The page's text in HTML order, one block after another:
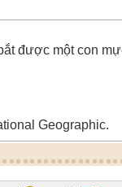
được một con
Geographic.
ta nhìn thấy
Kể từ đó tới